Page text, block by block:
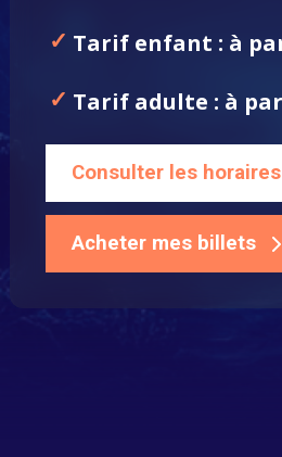
Tarif enfant : à
Tarif adulte : à
Consulter les
Acheter mes billets